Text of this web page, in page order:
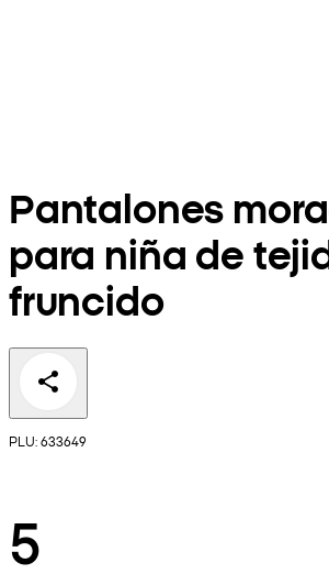
Pantalones
para niña de
fruncido
PLU: 633649
5